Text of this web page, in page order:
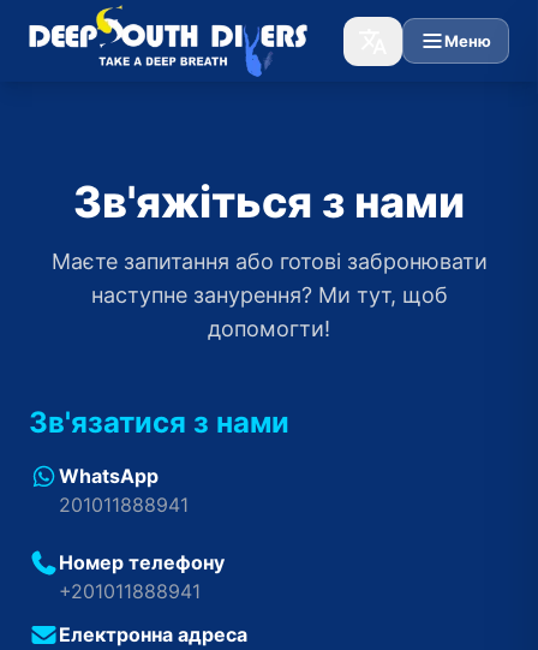
Меню
Зв'яжіться з нами
Маєте запитання або готові забронювати
наступне занурення? Ми тут, щоб
допомогти!
Зв'язатися з нами
WhatsApp
201011888941
Номер телефону
+201011888941
Електронна адреса